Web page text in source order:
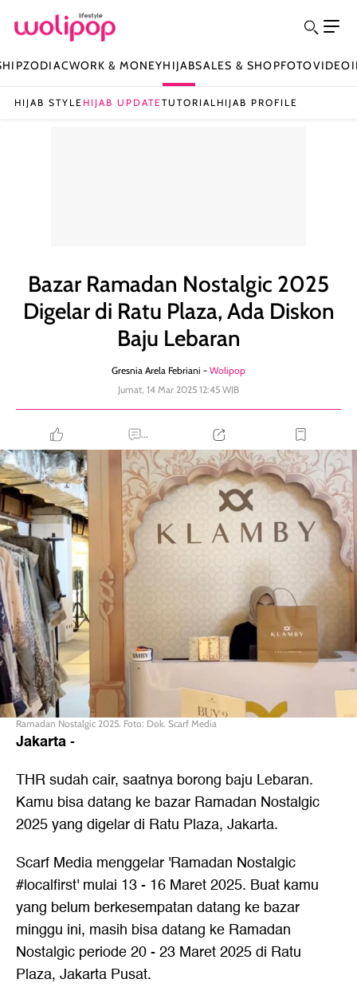
ZODIACWORK & MONEYHIJABSALES & SHOPFOTOVIDEO
HIJAB STYLE HIJAB UPDATETUTORIAL HIJAB PROFILE
Bazar Ramadan Nostalgic 2025
Digelar di Ratu Plaza, Ada Diskon
Baju Lebaran
Gresnia Arela Febriani - Wolipop
Jumat, 14 Mar 2025 12:45 WIB
...
Ramadan Nostalgic 2025. Foto: Dok. Scarf Media
Jakarta-
THR sudah cair, saatnya borong baju Lebaran.
Kamu bisa datang ke bazar Ramadan Nostalgic
2025 yang digelar di Ratu Plaza, Jakarta.
Scarf Media menggelar 'Ramadan Nostalgic
#localfirst' mulai 13 - 16 Maret 2025. Buat kamu
yang belum berkesempatan datang ke bazar
minggu ini, masih bisa datang ke Ramadan
Nostalgic periode 20 - 23 Maret 2025 di Ratu
Plaza, Jakarta Pusat.